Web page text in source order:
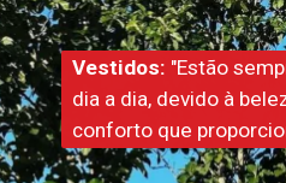
Vestidos: "Estão
dia a dia, devido à
conforto que
Vestidos: "Estão
dia a dia, devido à
conforto que